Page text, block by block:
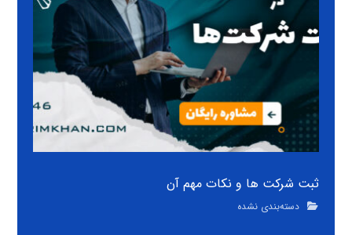
ثبت شرکت ها و نکات مهم آن
دسته‌بندی نشده